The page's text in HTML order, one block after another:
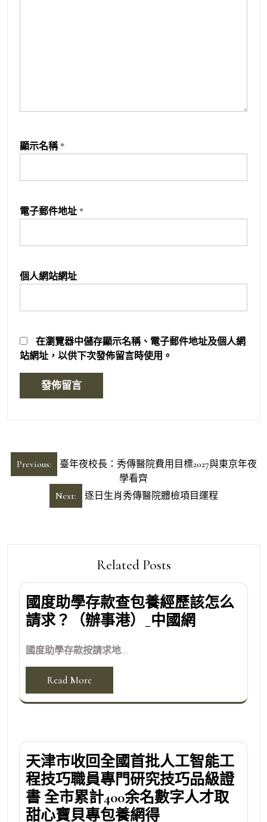
顯示名稱 *
電子郵件地址 *
個人網站網址
在瀏覽器中儲存顯示名稱、電子郵件地址及個人網
站網址，以供下次發佈留言時使用。
文
章
Previous:
臺年夜校長：秀傳醫院費用目標2027與東京年夜
學看齊
Next:
逐日生肖秀傳醫院體檢項目運程
Related Posts
國度助學存款查包養經歷該怎么
請求？（辦事港）_中國網
國度助學存款按請求地...
Read More
天津市收回全國首批人工智能工
程技巧職員專門研究技巧品級證
書 全市累計400余名數字人才取
甜心寶貝專包養網得